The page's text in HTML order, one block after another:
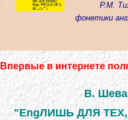
Р.М.
фонетики
Впервые в интернете
В.
"EngЛИШЬ ДЛЯ